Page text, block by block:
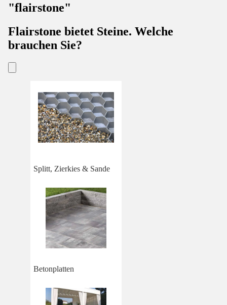
"flairstone"
Flairstone bietet Steine. Welche
brauchen Sie?
Splitt, Zierkies & Sande
Betonplatten